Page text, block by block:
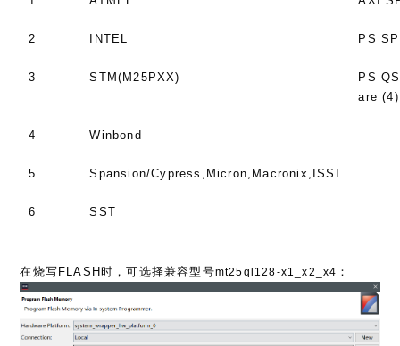
2 INTEL PS
3 STM(M25PXX)
PS
are
4 Winbond
5 Spansion/Cypress,Micron,Macronix,ISSI
6 SST
在烧写FLASH时，可选择兼容型号mt25ql128-x1_x2_x4 ：